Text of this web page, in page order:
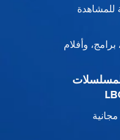
للمشاهدة
وأفلام